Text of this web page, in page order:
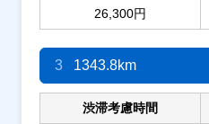
26,300円
3 1343.8km
渋滞考慮時間